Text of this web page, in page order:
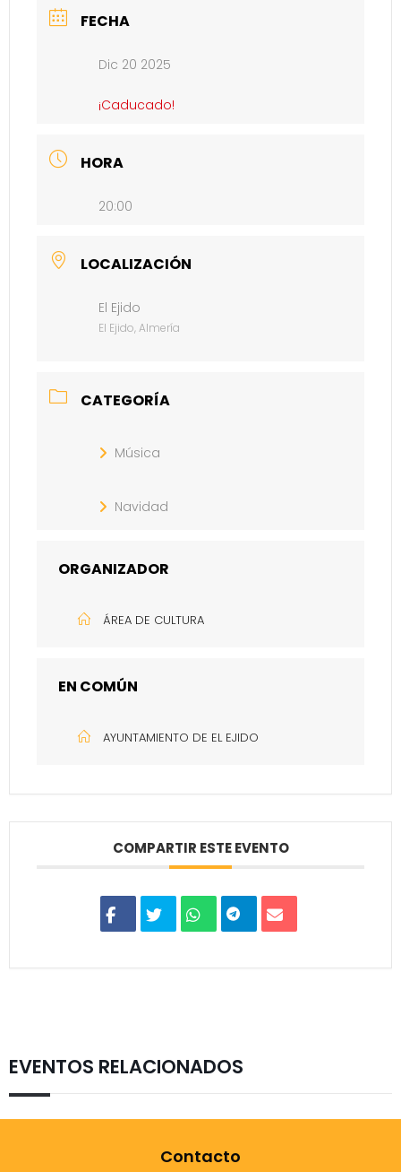
FECHA
Dic 20 2025
¡Caducado!
HORA
20:00
LOCALIZACIÓN
El Ejido
El Ejido, Almería
CATEGORÍA
Música
Navidad
ORGANIZADOR
ÁREA DE CULTURA
EN COMÚN
AYUNTAMIENTO DE EL EJIDO
COMPARTIR ESTE EVENTO
EVENTOS RELACIONADOS
Contacto